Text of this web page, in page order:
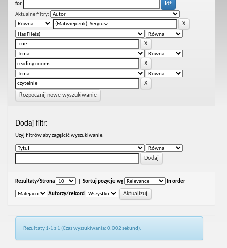
for
Aktualne filtry:
Rozpocznij nowe wyszukiwanie
Dodaj filtr:
Uzyj filtrów aby zagęścić wyszukiwanie.
Rezultaty/Strona Sortuj pozycje wg In order
Autorzy/rekord
Rezultaty 1-1 z 1 (Czas wyszukiwania: 0.002 sekund).